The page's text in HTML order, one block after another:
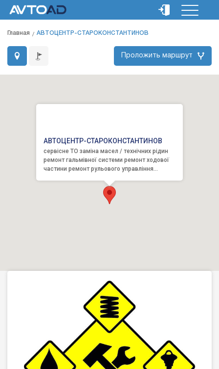
Главная АВТОЦЕНТР-СТАРОКОНСТАНТИНОВ
Проложить маршрут
АВТОЦЕНТР-СТАРОКОНСТАНТИНОВ
сервісне ТО заміна масел / технічних рідин
ремонт гальмівної системи ремонт ходової
частини ремонт рульового управління